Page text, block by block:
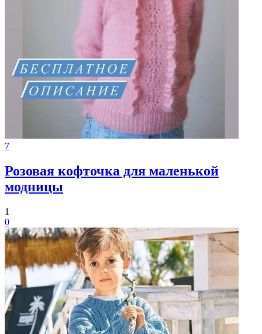
7
Розовая кофточка для маленькой
модницы
1
0